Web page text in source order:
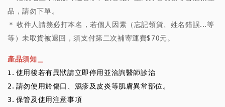
品，請勿下單。
＊ 收件人請務必打本名，若個人因素（忘記領貨、姓名錯誤...等
等）未取貨被退回，須支付第二次補寄運費$70元。
產品須知＿
1. 使用後若有異狀請立即停用並洽詢醫師診治
2. 請勿使用於傷口、濕疹及皮炎等肌膚異常部位。
3. 保管及使用注意事項